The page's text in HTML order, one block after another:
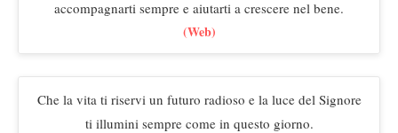
accompagnarti sempre e aiutarti a crescere nel bene.
(Web)
Che la vita ti riservi un futuro radioso e la luce del Signore
ti illumini sempre come in questo giorno.